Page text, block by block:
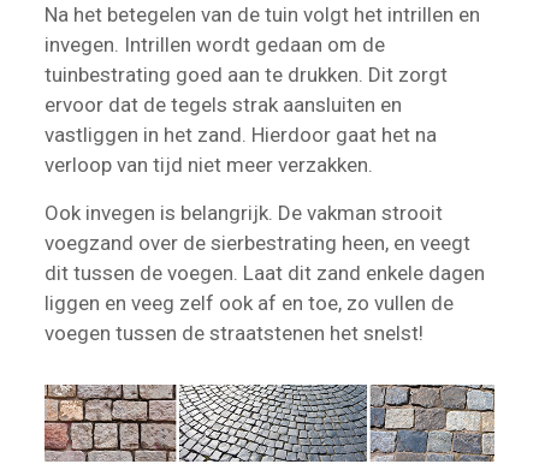
Na het betegelen van de tuin volgt het intrillen en
invegen. Intrillen wordt gedaan om de
tuinbestrating goed aan te drukken. Dit zorgt
ervoor dat de tegels strak aansluiten en
vastliggen in het zand. Hierdoor gaat het na
verloop van tijd niet meer verzakken.
Ook invegen is belangrijk. De vakman strooit
voegzand over de sierbestrating heen, en veegt
dit tussen de voegen. Laat dit zand enkele dagen
liggen en veeg zelf ook af en toe, zo vullen de
voegen tussen de straatstenen het snelst!